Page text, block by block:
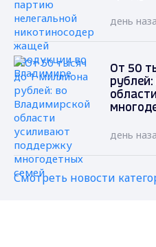
день
От 50
день
Смотреть новости